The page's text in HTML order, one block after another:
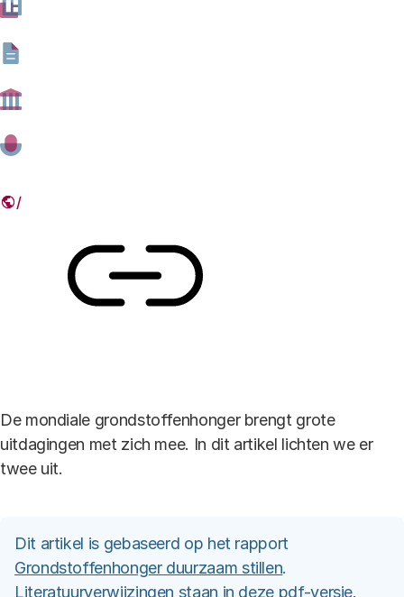
meer door een verwachte groei van de
in 2100.
23 JULI 2015
De mondiale grondstoffenhonger brengt grote
uitdagingen met zich mee. In dit artikel lichten we er
twee uit.
Dit artikel is gebaseerd op het rapport
Grondstoffenhonger duurzaam stillen.
Literatuurverwijzingen staan in deze pdf-versie.